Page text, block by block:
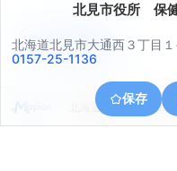
北見市役所 保
北海道北見市大通西３丁目１
0157-25-1136
保存
北海道北見市とん田
アプリで見る